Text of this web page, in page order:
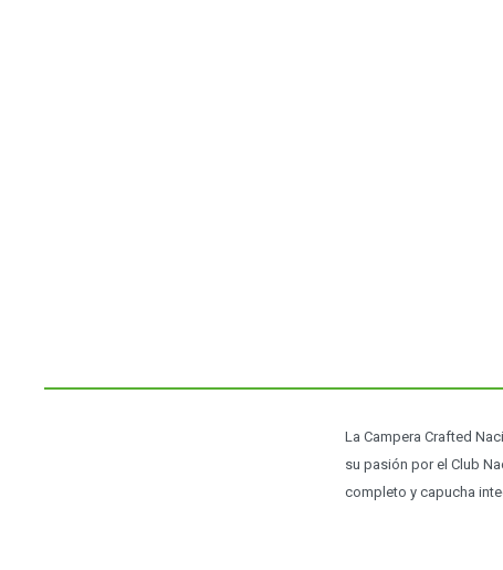
La Campera Crafted
su pasión por el Club
completo y capucha